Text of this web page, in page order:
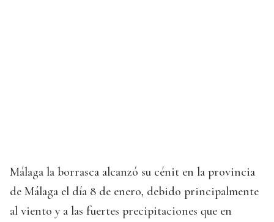
Málaga la borrasca alcanzó su cénit en la provincia
de Málaga el día 8 de enero, debido principalmente
al viento y a las fuertes precipitaciones que en